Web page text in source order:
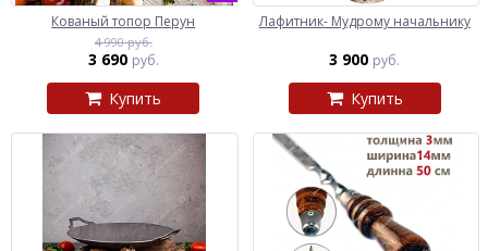
Кованый топор Перун
4 990 руб.
3 690 руб.
Купить
Лафитник- Мудрому начальнику
3 900 руб.
Купить